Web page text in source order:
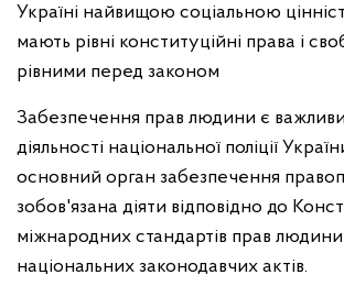
Україні найвищою соціальною
мають рівні конституційні права і
рівними перед законом
Забезпечення прав людини є
діяльності національної поліції
основний орган забезпечення
зобов'язана діяти відповідно до
міжнародних стандартів прав людини
національних законодавчих актів.